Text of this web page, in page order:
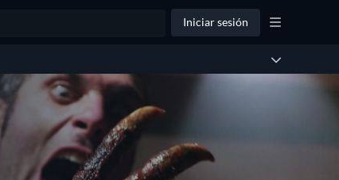
Iniciar sesión